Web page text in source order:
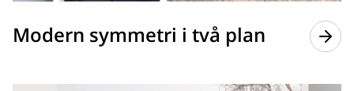
Modern symmetri i två plan